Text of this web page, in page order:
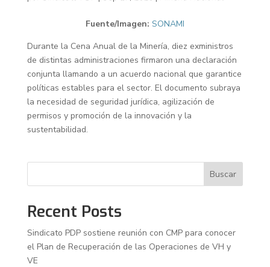
Fuente/Imagen: SONAMI
Durante la Cena Anual de la Minería, diez exministros
de distintas administraciones firmaron una declaración
conjunta llamando a un acuerdo nacional que garantice
políticas estables para el sector. El documento subraya
la necesidad de seguridad jurídica, agilización de
permisos y promoción de la innovación y la
sustentabilidad.
Buscar
Recent Posts
Sindicato PDP sostiene reunión con CMP para conocer
el Plan de Recuperación de las Operaciones de VH y
VE